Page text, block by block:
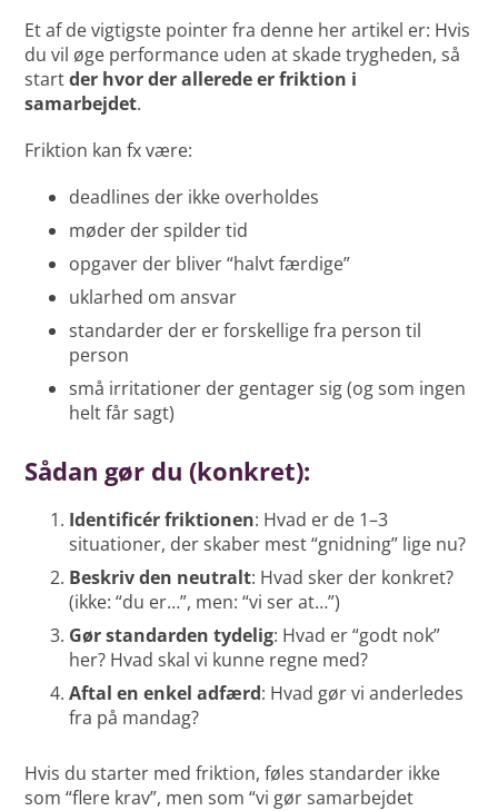
Et af de vigtigste pointer fra denne her artikel er: Hvis
du vil øge performance uden at skade trygheden, så
startder hvor der allerede er friktion i
samarbejdet.
Friktion kan fx være:
deadlines der ikke overholdes
møder der spilder tid
opgaver der bliver “halvt færdige”
uklarhed om ansvar
standarder der er forskellige fra person til
person
små irritationer der gentager sig (og som ingen
helt får sagt)
Sådan gør du (konkret):
Identificér friktionen: Hvad er de 1–3
situationer, der skaber mest “gnidning” lige nu?
Beskriv den neutralt: Hvad sker der konkret?
(ikke: “du er…”, men: “vi ser at…”)
Gør standarden tydelig: Hvad er “godt nok”
her? Hvad skal vi kunne regne med?
Aftal en enkel adfærd: Hvad gør vi anderledes
fra på mandag?
Hvis du starter med friktion, føles standarder ikke
som “flere krav”, men som “vi gør samarbejdet